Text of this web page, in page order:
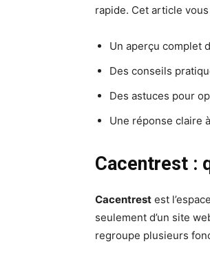
rapide. Cet article
Un aperçu complet
Des conseils
Des astuces pour
Une réponse claire
Cacentrest :
Cacentrest est
seulement d’un site
regroupe plusieurs